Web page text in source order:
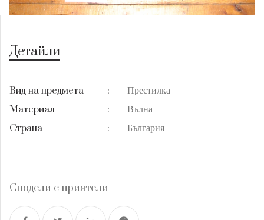
Детайли
Вид на предмета :
Престилка
Материал
:
Вълна
Страна
: България
Сподели с приятели